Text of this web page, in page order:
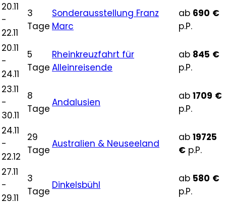
20.11
-
22.11
3
Tage
Sonderausstellung Franz
Marc
ab 690 €
p.P.
20.11
-
24.11
5
Tage
Rheinkreuzfahrt für
Alleinreisende
ab 845 €
p.P.
23.11
-
30.11
8
Tage
Andalusien
ab 1709 €
p.P.
24.11
-
22.12
29
Tage
Australien & Neuseeland
ab 19725
€ p.P.
27.11
-
29.11
3
Tage
Dinkelsbühl
ab 580 €
p.P.